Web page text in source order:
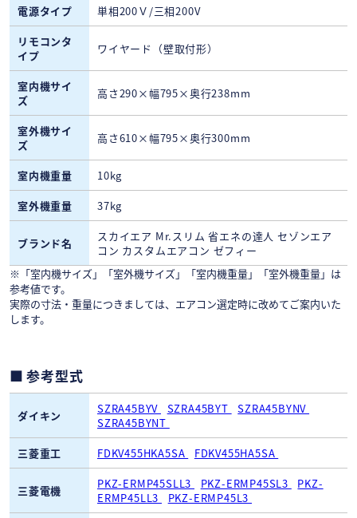
電源タイプ
単相200Ｖ/三相200V
リモコンタ
イプ
ワイヤード（壁取付形）
室内機サイ
ズ
高さ290×幅795×奥行238mm
室外機サイ
ズ
高さ610×幅795×奥行300mm
室内機重量
10kg
室外機重量
37kg
ブランド名
スカイエア Mr.スリム 省エネの達人 セゾンエア
コン カスタムエアコン ゼフィー
※「室内機サイズ」「室外機サイズ」「室内機重量」「室外機重量」は
参考値です。
実際の寸法・重量につきましては、エアコン選定時に改めてご案内いた
します。
参考型式
ダイキン SZRA45BYV SZRA45BYT
SZRA45BYNV
SZRA45BYNT
三菱重工
FDKV455HKA5SA FDKV455HA5SA
三菱電機 PKZ-ERMP45SLL3 PKZ-ERMP45SL3
PKZ-
ERMP45LL3
PKZ-ERMP45L3